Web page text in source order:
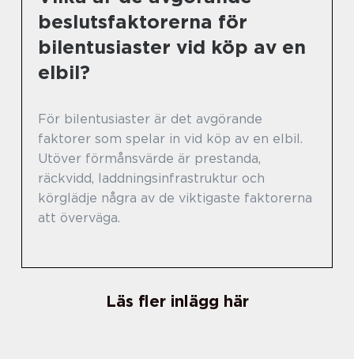
beslutsfaktorerna för
bilentusiaster vid köp av en
elbil?
För bilentusiaster är det avgörande
faktorer som spelar in vid köp av en elbil.
Utöver förmånsvärde är prestanda,
räckvidd, laddningsinfrastruktur och
körglädje några av de viktigaste faktorerna
att överväga.
Läs fler inlägg här